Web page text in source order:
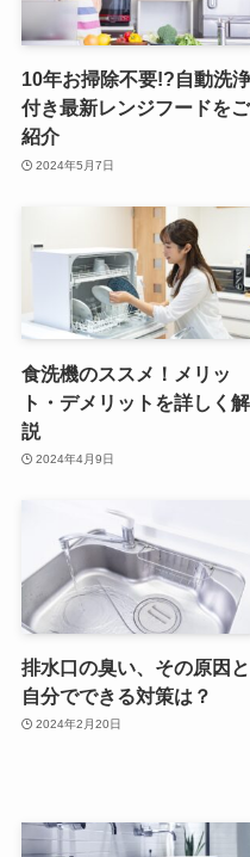
10年お掃除不要!?自動洗浄
付き最新レンジフードをご
紹介
2024年5月7日
食洗機のススメ！メリッ
ト・デメリットを詳しく解
説
2024年4月9日
排水口の臭い、その原因と
自分でできる対策は？
2024年2月20日